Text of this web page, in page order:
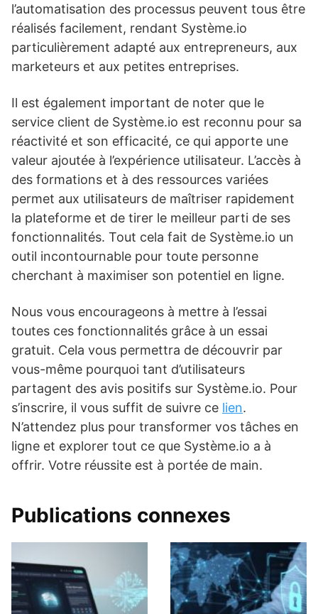
l’automatisation des processus peuvent tous être
réalisés facilement, rendant Système.io
particulièrement adapté aux entrepreneurs, aux
marketeurs et aux petites entreprises.
Il est également important de noter que le
service client de Système.io est reconnu pour sa
réactivité et son efficacité, ce qui apporte une
valeur ajoutée à l’expérience utilisateur. L’accès à
des formations et à des ressources variées
permet aux utilisateurs de maîtriser rapidement
la plateforme et de tirer le meilleur parti de ses
fonctionnalités. Tout cela fait de Système.io un
outil incontournable pour toute personne
cherchant à maximiser son potentiel en ligne.
Nous vous encourageons à mettre à l’essai
toutes ces fonctionnalités grâce à un essai
gratuit. Cela vous permettra de découvrir par
vous-même pourquoi tant d’utilisateurs
partagent des avis positifs sur Système.io. Pour
s’inscrire, il vous suffit de suivre ce lien.
N’attendez plus pour transformer vos tâches en
ligne et explorer tout ce que Système.io a à
offrir. Votre réussite est à portée de main.
Publications connexes